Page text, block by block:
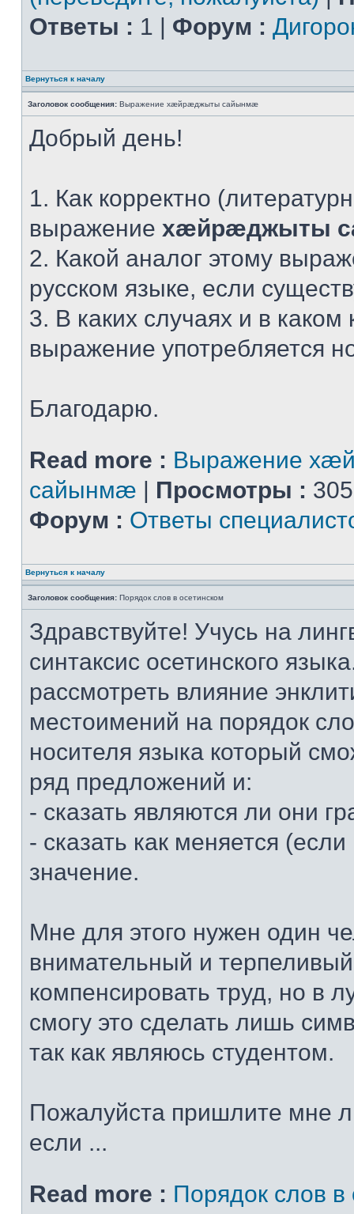
Ответы : 1 | Форум :
Вернуться к началу
Заголовок сообщения: Выражение хæйрæджыты сайынмæ
Добрый день!
1. Как корректно
выражение хæйрæджыты
2. Какой аналог этому
русском языке, если
3. В каких случаях и в каком
выражение употребляется
Благодарю.
Read more : Выражение
сайынмæ | Просмотры :
Форум : Ответы
Вернуться к началу
Заголовок сообщения: Порядок слов в осетинском
Здравствуйте! Учусь на
синтаксис осетинского
рассмотреть влияние
местоимений на порядок
носителя языка который
ряд предложений и:
- сказать являются ли они
- сказать как меняется
значение.
Мне для этого нужен один
внимательный и
компенсировать труд, но в
смогу это сделать лишь
так как являюсь студентом.
Пожалуйста пришлите мне
если ...
Read more : Порядок слов в